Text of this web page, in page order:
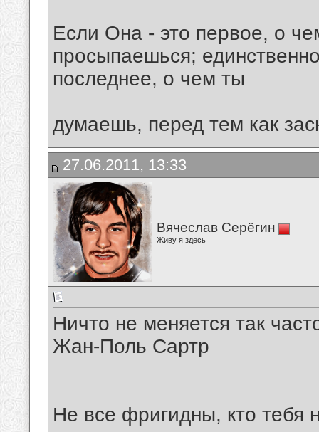
Если Она - это первое, о
просыпаешься;
последнее, о чем ты
думаешь, перед тем как
27.06.2011, 13:33
Вячеслав Серёгин
Живу я здесь
Ничто не меняется так
Жан-Поль Сартр
Не все фригидны, кто тебя